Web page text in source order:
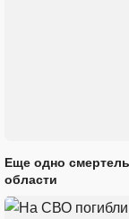
Еще одно
области